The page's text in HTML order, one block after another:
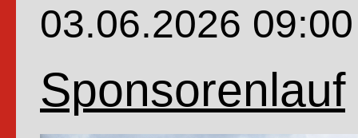
03.06.2026 09:00
Sponsorenlauf